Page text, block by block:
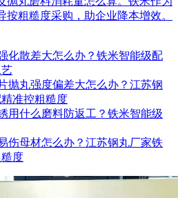
粗糙度采购，助企业降本增效。
化散差大怎么办？铁米智能级配
抛丸强度偏差大怎么办？江苏钢
准控粗糙度
用什么磨料防返工？铁米智能级
伤母材怎么办？江苏钢丸厂家铁
度